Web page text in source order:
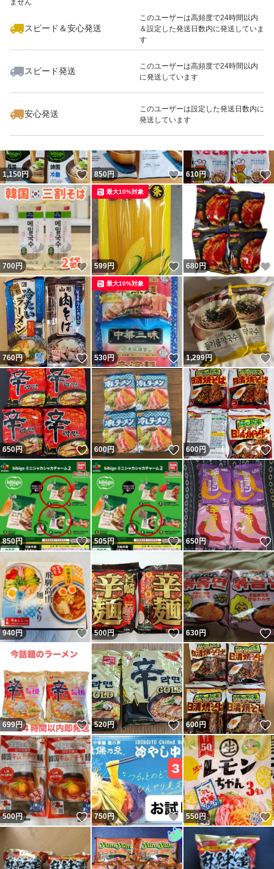
ません
スピード＆安心発送
このユーザーは高頻度で24時間以内
＆設定した発送日数内に発送していま
す
スピード発送
このユーザーは高頻度で24時間以内
に発送しています
安心発送
このユーザーは設定した発送日数内に
発送しています
いいね！
580
1,150円 いいね！
850円 いいね！
610円
700円 いいね！
599円 いいね！
最大10%対象
680円
760円 いいね！
530円 いいね！
最大10%対象
1,299円
650円 いいね！
600円 いいね！
600円
850円 いいね！
505円 いいね！
650円
940円 いいね！
500円 いいね！
630円
699円 いいね！
520円 いいね！
600円
500円 いいね！
750円 いいね！
550円